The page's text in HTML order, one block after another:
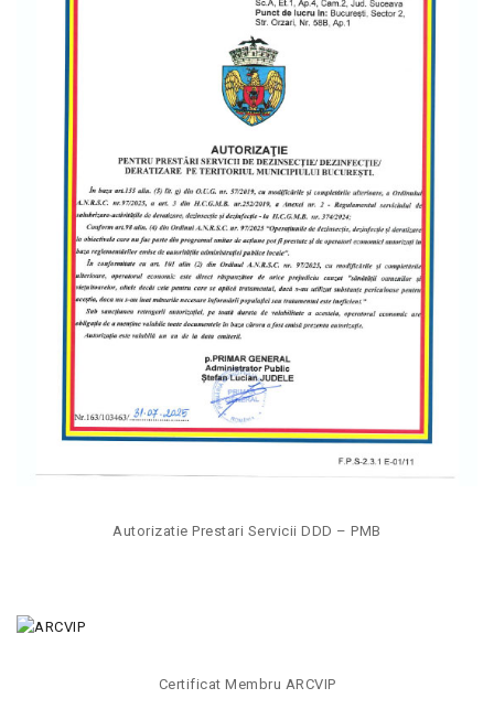
Autorizatie Prestari Servicii DDD – PMB
Certificat Membru ARCVIP